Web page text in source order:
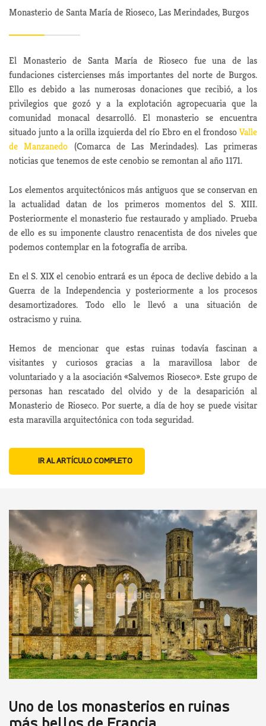
Monasterio de Santa María de Rioseco, Las Merindades, Burgos
El Monasterio de Santa María de Rioseco fue una de las
fundaciones cistercienses más importantes del norte de Burgos.
Ello es debido a las numerosas donaciones que recibió, a los
privilegios que gozó y a la explotación agropecuaria que la
comunidad monacal desarrolló. El monasterio se encuentra
situado junto a la orilla izquierda del río Ebro en el frondosoValle
de Manzanedo (Comarca de Las Merindades). Las primeras
noticias que tenemos de este cenobio se remontan al año 1171.
Los elementos arquitectónicos más antiguos que se conservan en
la actualidad datan de los primeros momentos del S. XIII.
Posteriormente el monasterio fue restaurado y ampliado. Prueba
de ello es su imponente claustro renacentista de dos niveles que
podemos contemplar en la fotografía de arriba.
En el S. XIX el cenobio entrará es un época de declive debido a la
Guerra de la Independencia y posteriormente a los procesos
desamortizadores. Todo ello le llevó a una situación de
ostracismo y ruina.
Hemos de mencionar que estas ruinas todavía fascinan a
visitantes y curiosos gracias a la maravillosa labor de
voluntariado y a la asociación «Salvemos Rioseco». Este grupo de
personas han rescatado del olvido y de la desaparición al
Monasterio de Rioseco. Por suerte, a día de hoy se puede visitar
esta maravilla arquitectónica con toda seguridad.
IR AL ARTÍCULO COMPLETO
Uno de los monasterios en ruinas